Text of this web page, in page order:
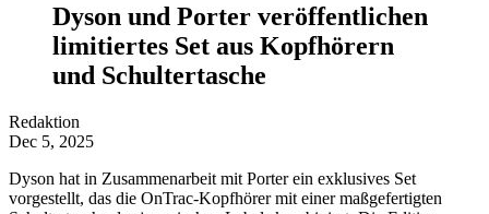
Dyson und Porter veröffentlichen
limitiertes Set aus Kopfhörern
und Schultertasche
Redaktion
Dec 5, 2025
Dyson hat in Zusammenarbeit mit Porter ein exklusives Set
vorgestellt, das die OnTrac-Kopfhörer mit einer maßgefertigten